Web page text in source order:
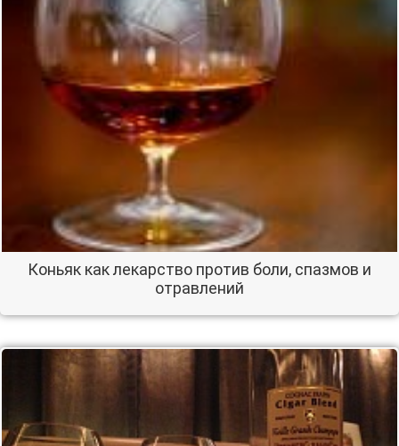
Коньяк как лекарство против боли, спазмов и
отравлений